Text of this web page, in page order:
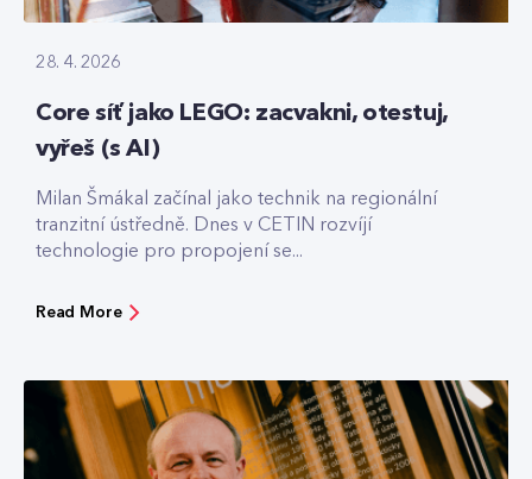
28. 4. 2026
Core síť jako LEGO: zacvakni, otestuj,
vyřeš (s AI)
Milan Šmákal začínal jako technik na regionální
tranzitní ústředně. Dnes v CETIN rozvíjí
technologie pro propojení se...
Read More